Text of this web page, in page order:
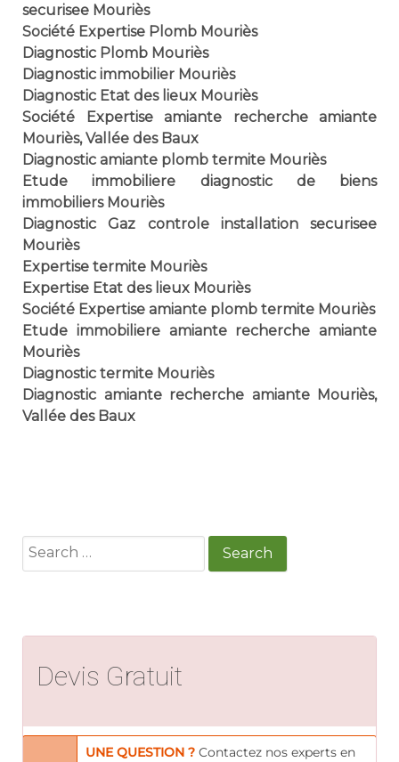
securisee Mouriès
Société Expertise Plomb Mouriès
Diagnostic Plomb Mouriès
Diagnostic immobilier Mouriès
Diagnostic Etat des lieux Mouriès
Société Expertise amiante recherche amiante
Mouriès, Vallée des Baux
Diagnostic amiante plomb termite Mouriès
Etude immobiliere diagnostic de biens
immobiliers Mouriès
Diagnostic Gaz controle installation securisee
Mouriès
Expertise termite Mouriès
Expertise Etat des lieux Mouriès
Société Expertise amiante plomb termite Mouriès
Etude immobiliere amiante recherche amiante
Mouriès
Diagnostic termite Mouriès
Diagnostic amiante recherche amiante Mouriès,
Vallée des Baux
Search
Devis Gratuit